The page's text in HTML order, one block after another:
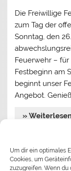
Um dir ein optimales
Cookies, um
zuzugreifen. Wenn
Die Freiwillige
zum Tag der
Sonntag, den
Feuerwehr –
Festbeginn am
beginnt unser
Angebot.
»
Begrüßen